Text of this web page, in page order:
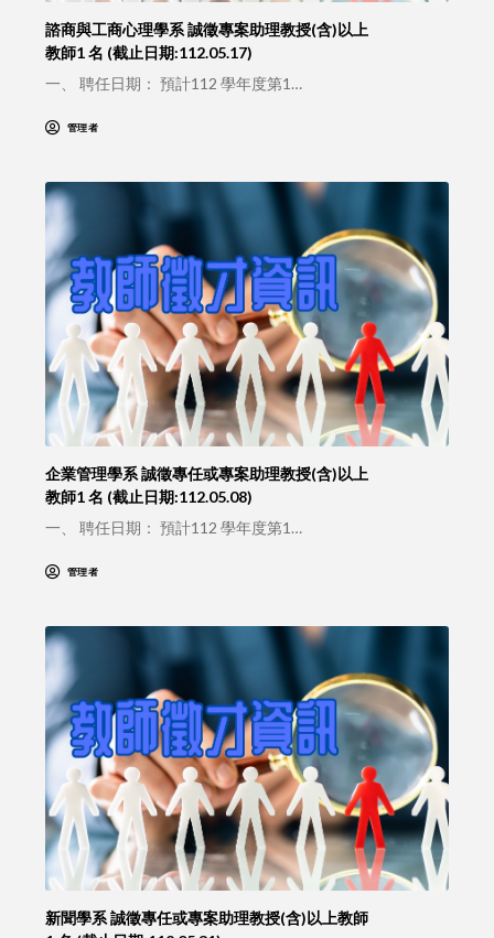
諮商與工商心理學系 誠徵專案助理教授(含)以上
教師1 名 (截止日期:112.05.17)
一、 聘任日期： 預計112 學年度第1…
管理者
企業管理學系 誠徵專任或專案助理教授(含)以上
教師1 名 (截止日期:112.05.08)
一、 聘任日期： 預計112 學年度第1…
管理者
新聞學系 誠徵專任或專案助理教授(含)以上教師